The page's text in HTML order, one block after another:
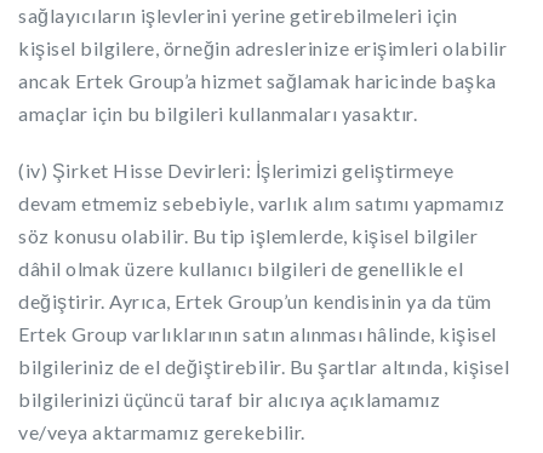
sağlayıcıların işlevlerini yerine getirebilmeleri için
kişisel bilgilere, örneğin adreslerinize erişimleri olabilir
ancak Ertek Group’a hizmet sağlamak haricinde başka
amaçlar için bu bilgileri kullanmaları yasaktır.
(iv) Şirket Hisse Devirleri: İşlerimizi geliştirmeye
devam etmemiz sebebiyle, varlık alım satımı yapmamız
söz konusu olabilir. Bu tip işlemlerde, kişisel bilgiler
dâhil olmak üzere kullanıcı bilgileri de genellikle el
değiştirir. Ayrıca, Ertek Group’un kendisinin ya da tüm
Ertek Group varlıklarının satın alınması hâlinde, kişisel
bilgileriniz de el değiştirebilir. Bu şartlar altında, kişisel
bilgilerinizi üçüncü taraf bir alıcıya açıklamamız
ve/veya aktarmamız gerekebilir.